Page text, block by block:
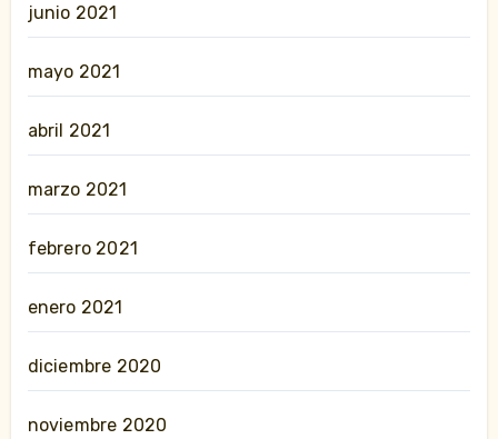
junio 2021
mayo 2021
abril 2021
marzo 2021
febrero 2021
enero 2021
diciembre 2020
noviembre 2020